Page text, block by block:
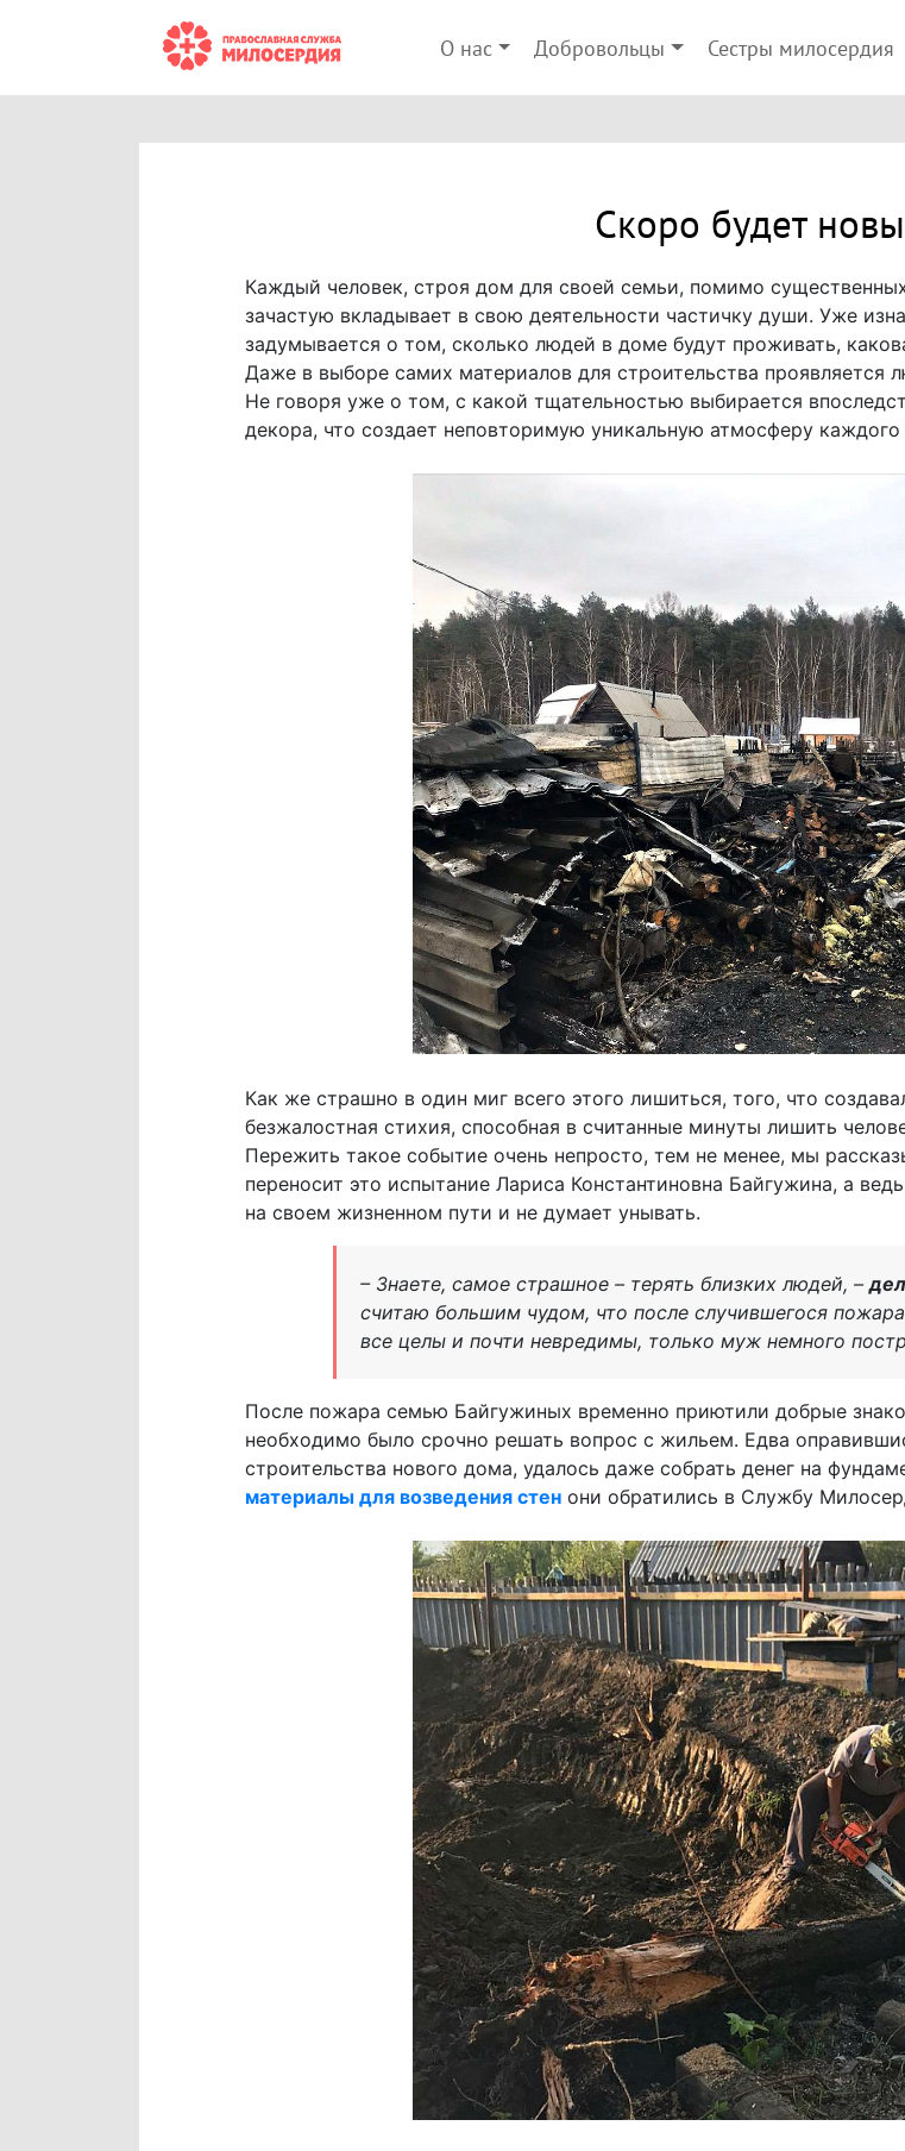
О нас Добровольцы Сестры милосердия
Скоро будет
Каждый человек, строя дом для своей семьи, помимо
зачастую вкладывает в свою деятельности частичку души. Уже
задумывается о том, сколько людей в доме будут проживать,
Даже в выборе самих материалов для строительства проявляется
Не говоря уже о том, с какой тщательностью выбирается
декора, что создает неповторимую уникальную атмосферу каждого
Как же страшно в один миг всего этого лишиться, того, что
безжалостная стихия, способная в считанные минуты лишить
Пережить такое событие очень непросто, тем не менее, мы
переносит это испытание Лариса Константиновна Байгужина, а
на своем жизненном пути и не думает унывать.
– Знаете, самое страшное – терять близких людей, –
считаю большим чудом, что после случившегося
все целы и почти невредимы, только муж немного
После пожара семью Байгужиных временно приютили добрые
необходимо было срочно решать вопрос с жильем. Едва
строительства нового дома, удалось даже собрать денег на
материалы для возведения стенони обратились в Службу